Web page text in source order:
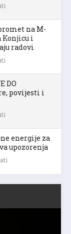
na M-
Konjicu i
radovi
DO
povijesti i
energije za
upozorenja